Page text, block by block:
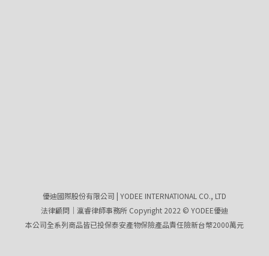
優迪國際股份有限公司 | YODEE INTERNATIONAL CO., LTD
法律顧問｜瀛睿律師事務所 Copyright 2022 © YODEE優迪
本公司全系列商品皆已投保泰安產物保險產品責任險新台幣2000萬元